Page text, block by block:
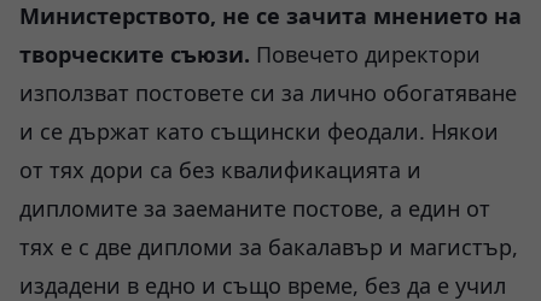
Министерството, не се зачита мнението на
творческите съюзи. Повечето директори
използват постовете си за лично обогатяване
и се държат като същински феодали. Някои
от тях дори са без квалификацията и
дипломите за заеманите постове, а един от
тях е с две дипломи за бакалавър и магистър,
издадени в едно и също време, без да е учил